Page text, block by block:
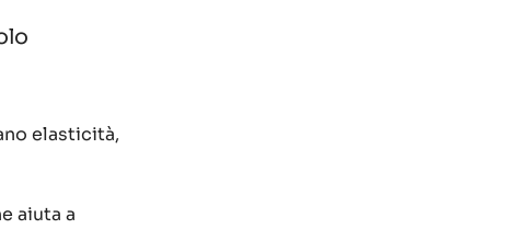
elasticità,
aiuta a